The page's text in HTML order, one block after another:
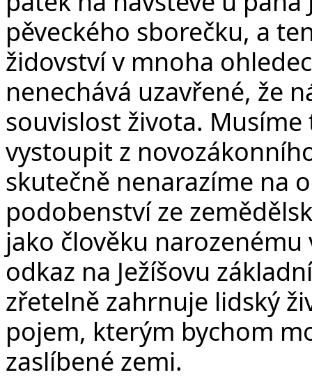
pěveckého sborečku, a
židovství v mnoha
nenechává uzavřené, že
souvislost života.
vystoupit z
skutečně nenarazíme na
podobenství ze
jako člověku
odkaz na Ježíšovu
zřetelně zahrnuje lidský
pojem, kterým bychom
zaslíbené zemi.